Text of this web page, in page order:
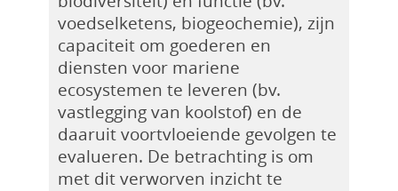
voedselketens, biogeochemie), zijn
capaciteit om goederen en
diensten voor mariene
ecosystemen te leveren (bv.
vastlegging van koolstof) en de
daaruit voortvloeiende gevolgen te
evalueren. De betrachting is om
met dit verworven inzicht te